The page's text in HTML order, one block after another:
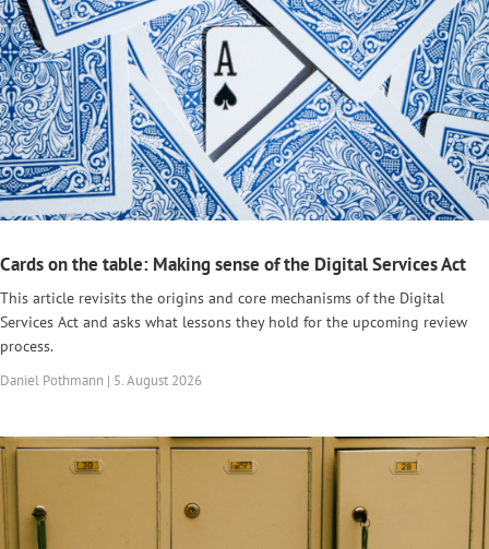
Cards on the table: Making sense of the Digital Services Act
This article revisits the origins and core mechanisms of the Digital
Services Act and asks what lessons they hold for the upcoming review
process.
Daniel Pothmann | 5. August 2026